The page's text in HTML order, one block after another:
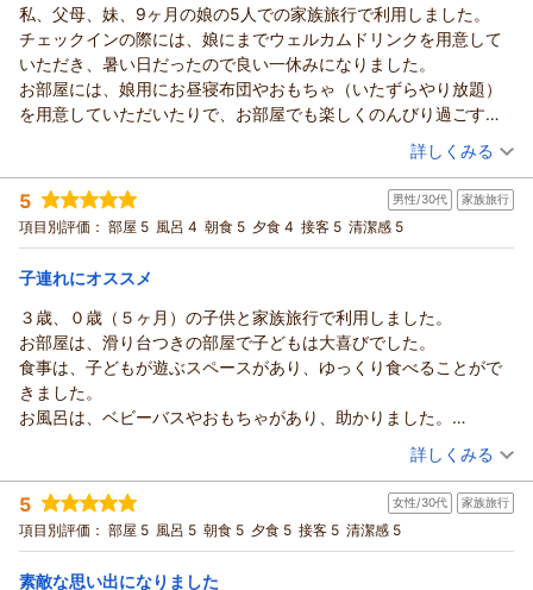
それでも「その他はとても気持ちよく
過ごすことができました。」とのコメント
有り難いです。
まだまだ至らない点もございますがこれからも
お客様にご満足頂ける施設とサービスをご提供
心よりお待ちしております。
ホテル松本楼
須長 政
幸
【ホテル松本楼】やさしさとふれあいの温泉宿からの返信
たけし 様
先日は奥様の誕生日&結婚記念日の旅行に
伊香保温泉のホテル松本楼をお選び頂きまして
誠にありがとうございました。
ふれあい。」をコンセプトにおもてなしの心を
大切にしておりますので、対応をお気に入り頂き
「少し早めに着いたにも関わらずパーキングの
案内等でも 心地よい対応をして頂き気持ち良く
チェックイン出来、 又、夕食時に誕生日祝いの
花火・記念写真)の提供に大変驚き
感謝しきりでした。 お心遣い本当に
有り難うございました。」とのお言葉
とても嬉しく存じます。
「又必ずリピートさせて頂きます。」との事
又「夕食時担当の新人さん(お名前失念しました)
にも宜しくお伝え下さい。」とのお言葉が
担当しました係りにとって何よりの励みになります。
係りに代わりましてお礼申し上げます。
私、父母、妹、9ヶ月の娘の5人での家族旅行で利用しました。
チェックインの際には、娘にまでウェルカムドリンクを用意して
いただき、暑い日だったので良い一休みになりました。
お部屋には、娘用にお昼寝布団やおもちゃ（いたずらやり放題）
を用意していただいたりで、お部屋でも楽しくのんびり過ごすこ
食事の際には、キッズスペースがある席で、娘も飽きずに過ごせ
たので大人ものんびり食事ができました。離乳食も用意していた
だき、家族全員で食事を楽しめて嬉しかったです。
お風呂にもベビーバスやおもちゃやベビーソープまで用意されて
ーハットもあったので子どもがもう少し大きくなっていても安心
かなと思いました。
スタッフの皆さんの心遣いもありがたく、朝食の際、大人の食事
が終わるのを娘と朝食会場の外で待っている時に、時間外にも関
わらずキッズスペースをあけてくださいました。
娘は場所見知りしてしまい、キッズスペースの中では遊べなかっ
初めての3世代での旅行、とても素敵な旅行になりました。
帰りの車の中で、「来年も伊香保に来てここに泊まろう！」と話
すほどでした。
またリピートさせていただきます♪
（投稿日：2026/06/24）
宿泊時期： 2026年06月宿泊 (子連れ旅行)
投稿者： あぢゃさん
宿泊プラン： 【泊まって良かった宿大賞受賞☆記念プラン】スタンダード会
席が料金そのまま＜グレードアップ会席＞に！
和室 朝・夕
宿泊価格帯： 18,001～19,000円(大人一人あたり/税込)
【ホテル松本楼】やさしさとふれあいの温泉宿からの返信
あぢゃ 様
先日はご両親と娘さんとの家族旅行に
伊香保温泉のホテル松本楼をお選び頂きまして
誠にありがとうございました。
小さなお子様からお年を召された
お客様まで、ご家族そろっての楽しい
ひとときをお過ごしいただけますよう、
お食事やお風呂などにも心を
配っておりますので、お部屋や
詳しくみる
5 男性/30代 家族旅行
項目別評価： 部屋 5 風呂 4 朝食 5 夕食 4 接客 5 清潔感 5
子連れにオススメ
３歳、０歳（５ヶ月）の子供と家族旅行で利用しました。
お部屋は、滑り台つきの部屋で子どもは大喜びでした。
食事は、子どもが遊ぶスペースがあり、ゆっくり食べることがで
きました。
お風呂は、ベビーバスやおもちゃがあり、助かりました。
翌朝の大女将のなめこ汁を食べることができ、息子も大喜びでし
また利用したいです。
部屋の玄関のライトが自動で点灯してしまうので、子どもが起き
ないか気を遣いました。
（投稿日：2026/06/22）
宿泊時期： 2026年06月宿泊 (家族旅行)
投稿者： タグマさん
宿泊プラン： 【じゃらんスペシャルウィーク】■グレードアップ会席■メイ
ン料理が群馬の銘牛“上州牛”≪じゃらん限定≫
4ベッド 朝・夕
宿泊価格帯： 25,001～26,000円(大人一人あたり/税込)
詳しくみる
5 女性/30代 家族旅行
項目別評価： 部屋 5 風呂 5 朝食 5 夕食 5 接客 5 清潔感 5
素敵な思い出になりました